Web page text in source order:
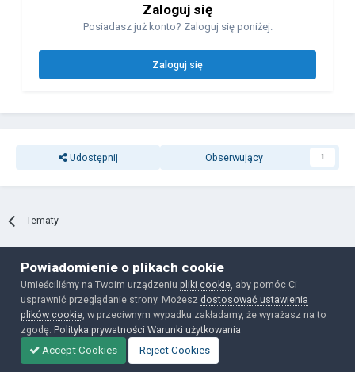
Zaloguj się
Posiadasz już konto? Zaloguj się poniżej.
Zaloguj się
Udostępnij Obserwujący 1
Tematy
Polityka prywatności Ciasteczka
Powered by Invision Community
Powiadomienie o plikach cookie
Umieściliśmy na Twoim urządzeniupliki cookie , aby pomóc Ci
usprawnić przeglądanie strony. Możesz dostosować ustawienia
plików cookie , w przeciwnym wypadku zakładamy, że wyrażasz na to
zgodę.Polityka prywatności Warunki użytkowania
Accept Cookies
Reject Cookies